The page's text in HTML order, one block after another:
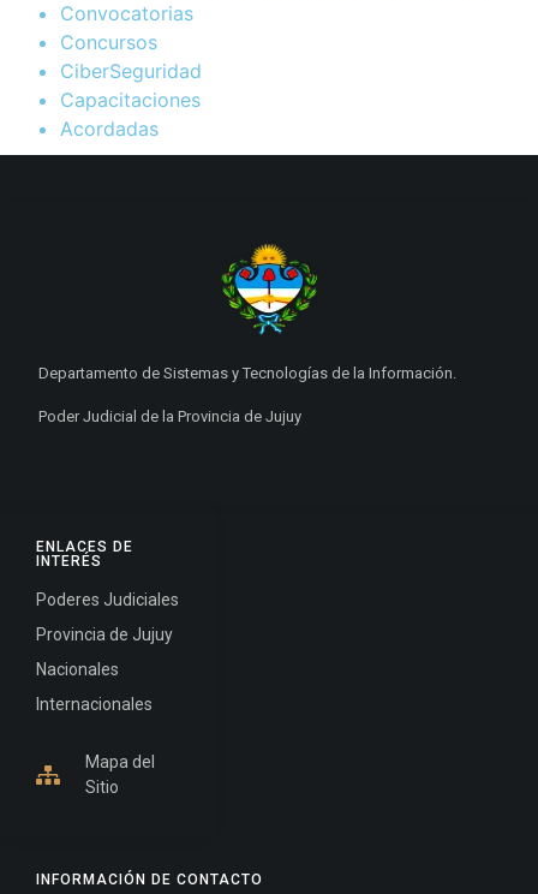
Convocatorias
Concursos
CiberSeguridad
Capacitaciones
Acordadas
INFORMACIÓN DE CONTACTO
ENLACES DE
INTERÉS
Poderes Judiciales
Provincia de Jujuy
Nacionales
Internacionales
Mapa del
Sitio
Departamento de Sistemas y Tecnologías de la Información.
Poder Judicial de la Provincia de Jujuy